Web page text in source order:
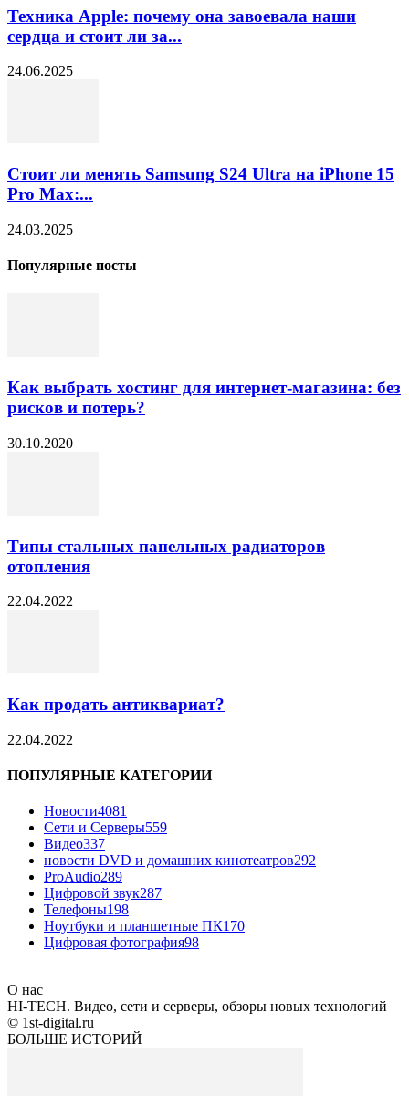
Техника Apple: почему она завоевала наши
сердца и стоит ли за...
24.06.2025
Стоит ли менять Samsung S24 Ultra на iPhone 15
Pro Max:...
24.03.2025
Популярные посты
Как выбрать хостинг для интернет-магазина: без
рисков и потерь?
30.10.2020
Типы стальных панельных радиаторов
отопления
22.04.2022
Как продать антиквариат?
22.04.2022
ПОПУЛЯРНЫЕ КАТЕГОРИИ
Новости4081
Сети и Серверы559
Видео337
новости DVD и домашних кинотеатров292
ProAudio289
Цифровой звук287
Телефоны198
Ноутбуки и планшетные ПК170
Цифровая фотография98
О нас
HI-TECH. Видео, сети и серверы, обзоры новых технологий
© 1st-digital.ru
БОЛЬШЕ ИСТОРИЙ